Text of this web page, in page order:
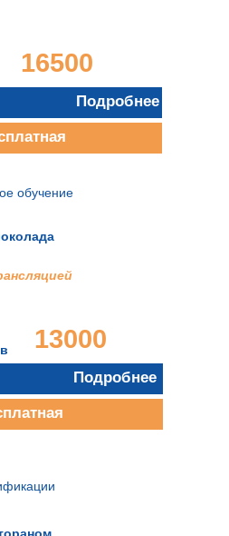
16500
Подробнее
13000
руб.Подробнее
обучение
Подробнее